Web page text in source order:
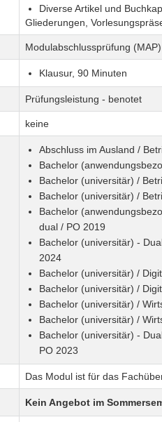
Diverse Artikel und
Gliederungen,
Modulabschlussprüfung (MAP)
Klausur, 90 Minuten
Prüfungsleistung - benotet
keine
Abschluss im Ausland /
Bachelor
Bachelor (universitär) /
Bachelor (universitär) /
Bachelor
dual / PO 2019
Bachelor (universitär) -
2024
Bachelor (universitär) /
Bachelor (universitär) /
Bachelor (universitär) /
Bachelor (universitär) /
Bachelor (universitär) -
PO 2023
Das Modul ist für das
Kein Angebot im